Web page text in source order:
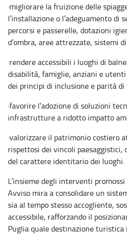
·migliorare la fruizione delle
l’installazione o l’adeguamento di
percorsi e passerelle, dotazioni
d’ombra, aree attrezzate, sistemi
·rendere accessibili i luoghi di
disabilità, famiglie, anziani e
dei principi di inclusione e parità
·favorire l’adozione di soluzioni
infrastrutture a ridotto impatto
·valorizzare il patrimonio costiero
rispettosi dei vincoli paesaggistici,
del carattere identitario dei luoghi.
L’insieme degli interventi
Avviso mira a consolidare un
sia al tempo stesso accogliente,
accessibile, rafforzando il
Puglia quale destinazione